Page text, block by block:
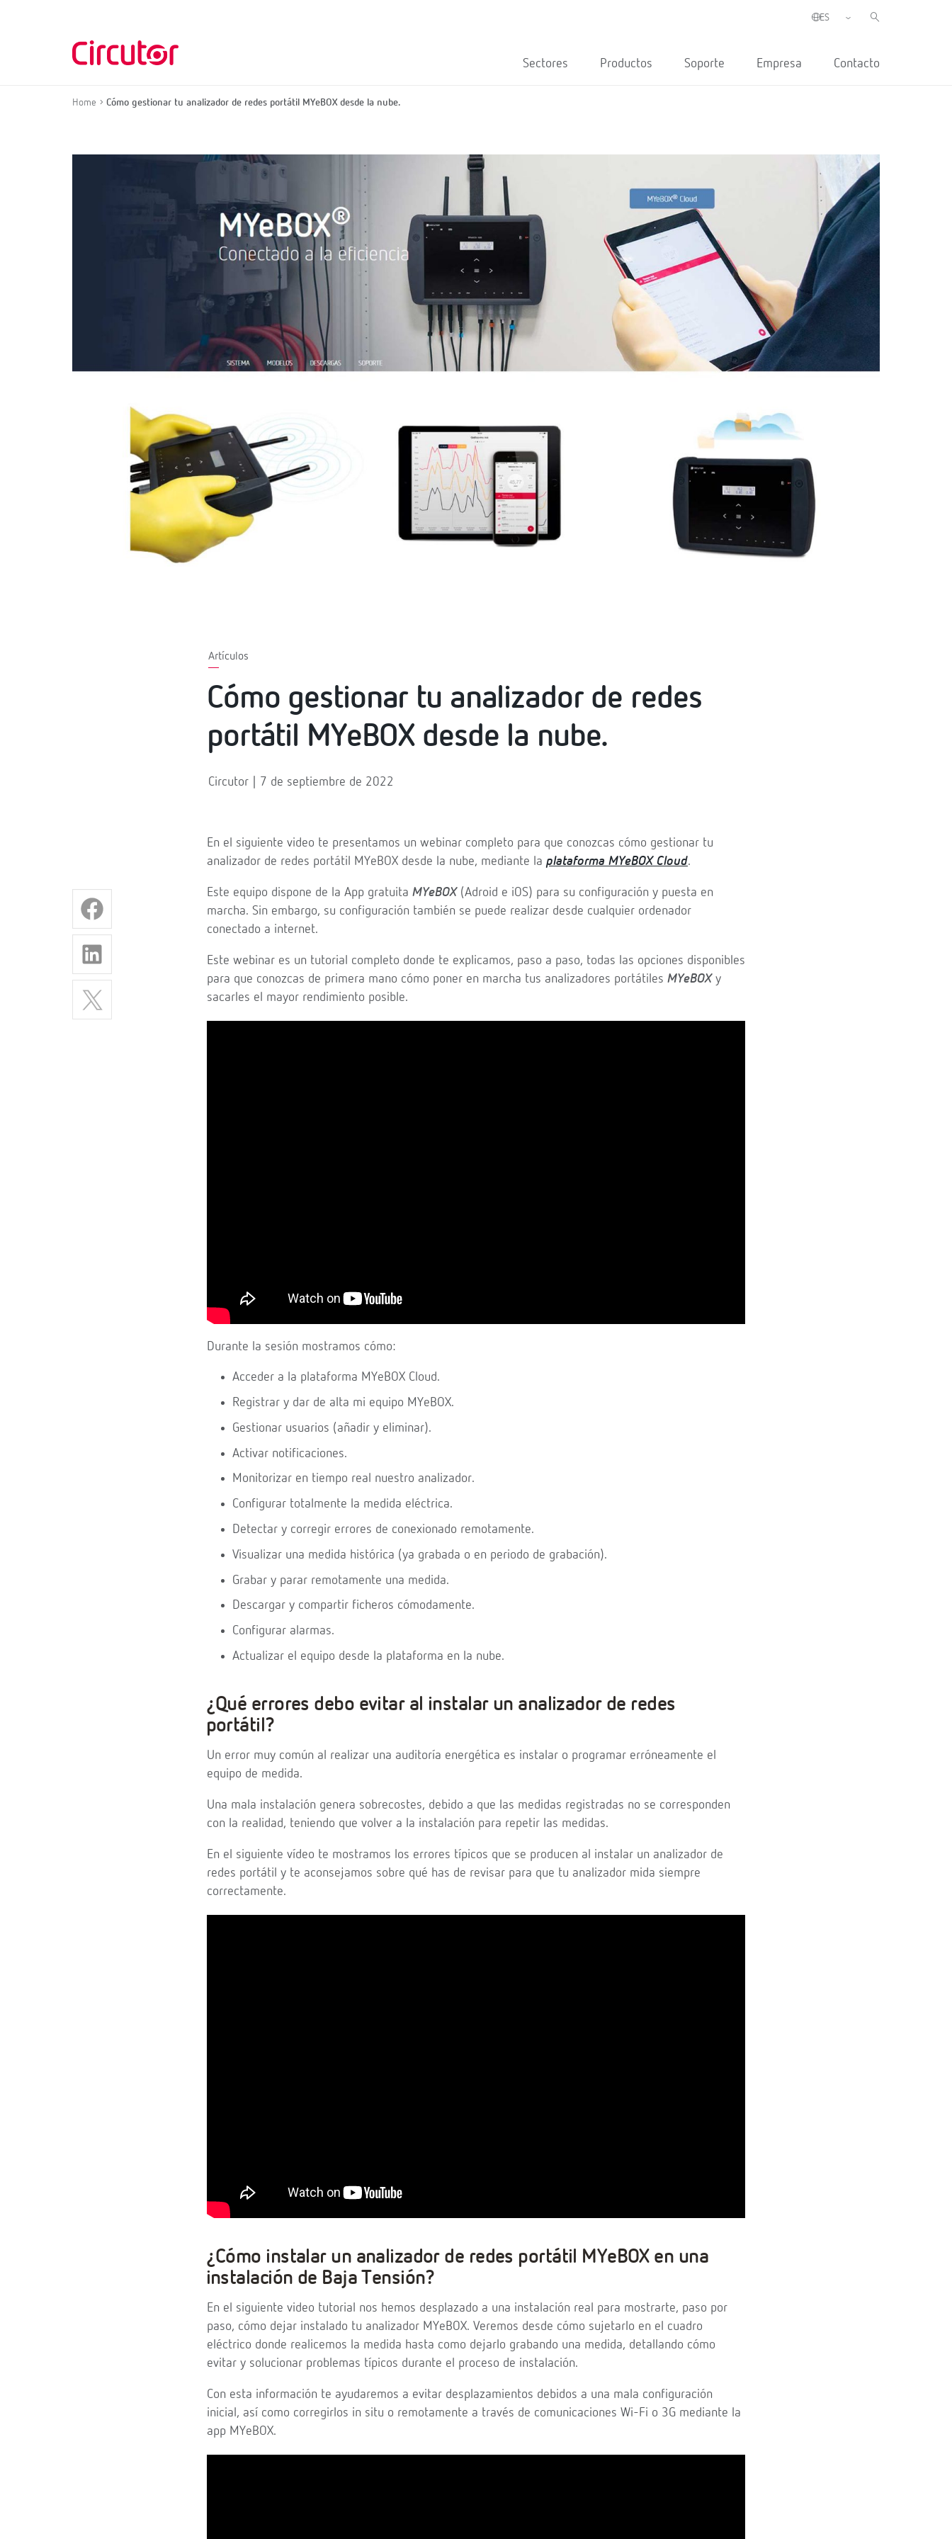
Sectores Productos Soporte Empresa Contacto
Home Cómo gestionar tu analizador de redes portátil MYeBOX desde la nube.
Artículos
Cómo gestionar tu analizador de redes
portátil MYeBOX desde la nube.
Circutor | 7 de septiembre de 2022
En el siguiente video te presentamos un webinar completo para que conozcas cómo gestionar tu
analizador de redes portátil MYeBOX desde la nube, mediante la plataforma MYeBOX Cloud.
Este equipo dispone de la App gratuita MYeBOX(Adroid e iOS) para su configuración y puesta en
marcha. Sin embargo, su configuración también se puede realizar desde cualquier ordenador
conectado a internet.
Este webinar es un tutorial completo donde te explicamos, paso a paso, todas las opciones disponibles
para que conozcas de primera mano cómo poner en marcha tus analizadores portátiles MYeBOXy
sacarles el mayor rendimiento posible.
Durante la sesión mostramos cómo:
Acceder a la plataforma MYeBOX Cloud.
Registrar y dar de alta mi equipo MYeBOX.
Gestionar usuarios (añadir y eliminar).
Activar notificaciones.
Monitorizar en tiempo real nuestro analizador.
Configurar totalmente la medida eléctrica.
Detectar y corregir errores de conexionado remotamente.
Visualizar una medida histórica (ya grabada o en periodo de grabación).
Grabar y parar remotamente una medida.
Descargar y compartir ficheros cómodamente.
Configurar alarmas.
Actualizar el equipo desde la plataforma en la nube.
¿Qué errores debo evitar al instalar un analizador de redes
portátil?
Un error muy común al realizar una auditoría energética es instalar o programar erróneamente el
equipo de medida.
Una mala instalación genera sobrecostes, debido a que las medidas registradas no se corresponden
con la realidad, teniendo que volver a la instalación para repetir las medidas.
En el siguiente vídeo te mostramos los errores típicos que se producen al instalar un analizador de
redes portátil y te aconsejamos sobre qué has de revisar para que tu analizador mida siempre
correctamente.
¿Cómo instalar un analizador de redes portátil MYeBOX en una
instalación de Baja Tensión?
En el siguiente video tutorial nos hemos desplazado a una instalación real para mostrarte, paso por
paso, cómo dejar instalado tu analizador MYeBOX. Veremos desde cómo sujetarlo en el cuadro
eléctrico donde realicemos la medida hasta como dejarlo grabando una medida, detallando cómo
evitar y solucionar problemas típicos durante el proceso de instalación.
Con esta información te ayudaremos a evitar desplazamientos debidos a una mala configuración
inicial, así como corregirlos in situ o remotamente a través de comunicaciones Wi-Fi o 3G mediante la
app MYeBOX.